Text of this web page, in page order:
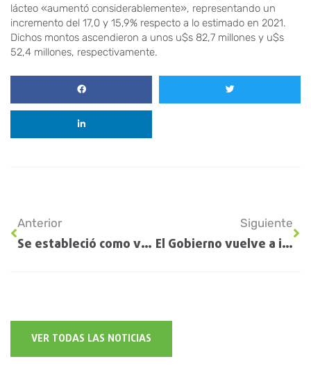
lácteo «aumentó considerablemente», representando un
incremento del 17,0 y 15,9% respecto a lo estimado en 2021.
Dichos montos ascendieron a unos u$s 82,7 millones y u$s
52,4 millones, respectivamente.
Anterior
Se estableció como valioso escenario productivo para productores de sorgo
Siguiente
El Gobierno vuelve a intervenir en el mercado de trigo con una medida que impacta en las exportaciones
VER TODAS LAS NOTICIAS